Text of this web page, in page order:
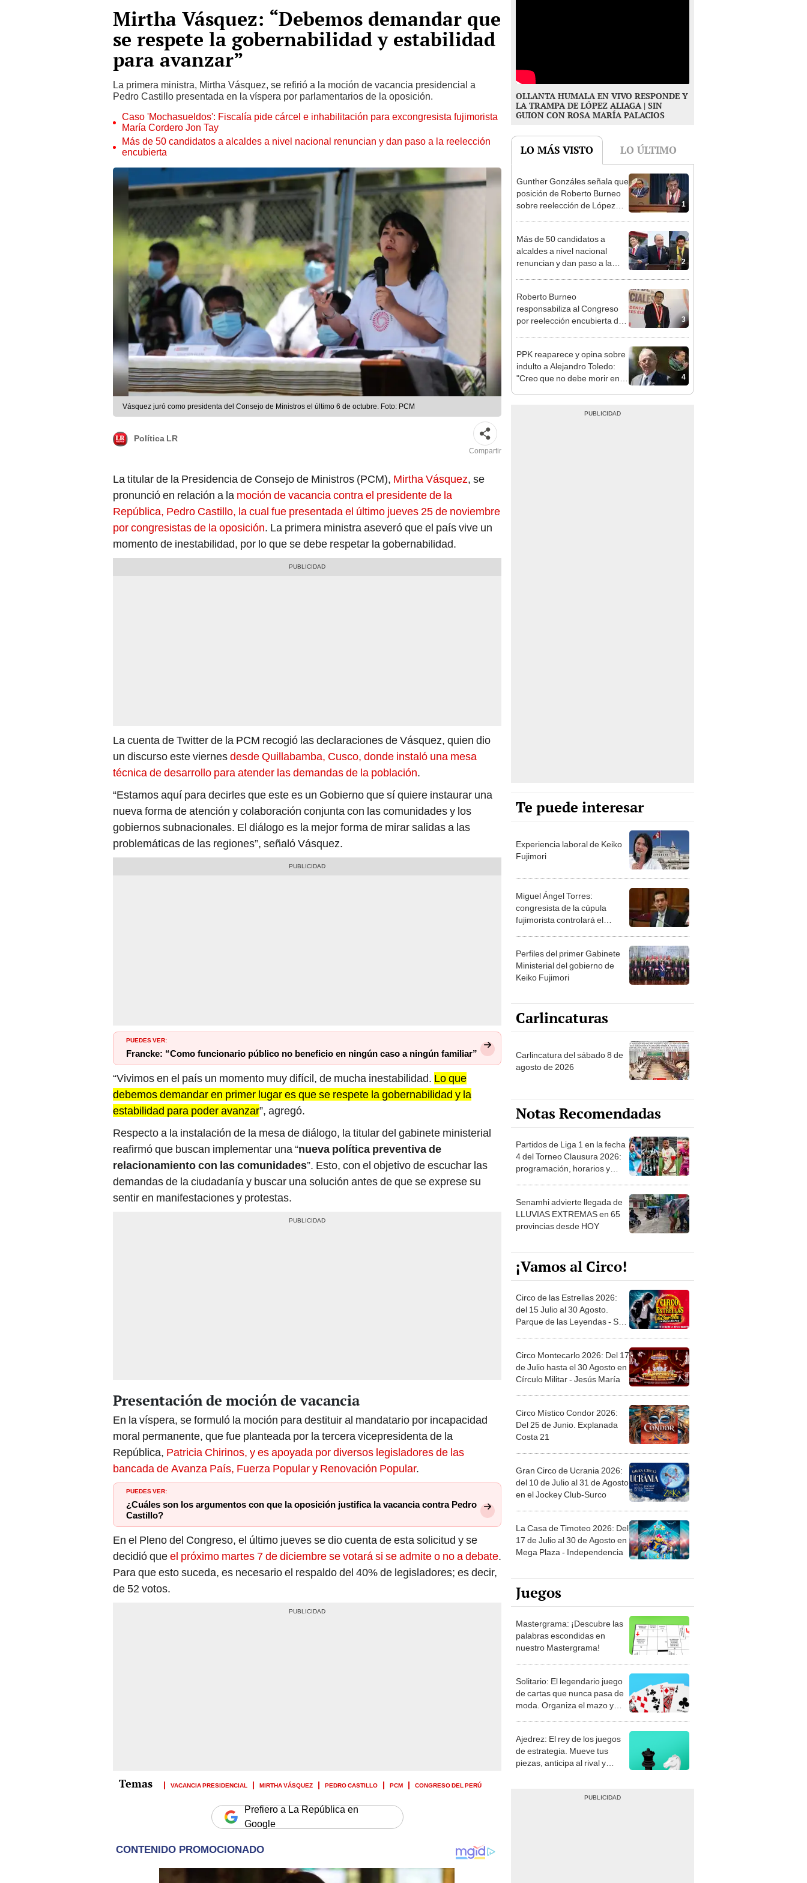
Mirtha Vásquez: “Debemos demandar que
se respete la gobernabilidad y estabilidad
para avanzar”
La primera ministra, Mirtha Vásquez, se refirió a la moción de vacancia presidencial a
Pedro Castillo presentada en la víspera por parlamentarios de la oposición.
Caso 'Mochasueldos': Fiscalía pide cárcel e inhabilitación para excongresista fujimorista
María Cordero Jon Tay
Más de 50 candidatos a alcaldes a nivel nacional renuncian y dan paso a la reelección
encubierta
Vásquez juró como presidenta del Consejo de Ministros el último 6 de octubre. Foto: PCM
Política LR
Compartir
La titular de la Presidencia de Consejo de Ministros (PCM), Mirtha Vásquez, se
pronunció en relación a la moción de vacancia contra el presidente de la
República, Pedro Castillo, la cual fue presentada el último jueves 25 de noviembre
por congresistas de la oposición. La primera ministra aseveró que el país vive un
momento de inestabilidad, por lo que se debe respetar la gobernabilidad.
La cuenta de Twitter de la PCM recogió las declaraciones de Vásquez, quien dio
un discurso este viernesdesde Quillabamba, Cusco, donde instaló una mesa
técnica de desarrollo para atender las demandas de la población.
“Estamos aquí para decirles que este es un Gobierno que sí quiere instaurar una
nueva forma de atención y colaboración conjunta con las comunidades y los
gobiernos subnacionales. El diálogo es la mejor forma de mirar salidas a las
problemáticas de las regiones”, señaló Vásquez.
PUEDES VER:
Francke: “Como funcionario público no beneficio en ningún caso a ningún familiar”
“Vivimos en el país un momento muy difícil, de mucha inestabilidad. Lo que
debemos demandar en primer lugar es que se respete la gobernabilidad y la
estabilidad para poder avanzar”, agregó.
Respecto a la instalación de la mesa de diálogo, la titular del gabinete ministerial
reafirmó que buscan implementar una “nueva política preventiva de
relacionamiento con las comunidades”. Esto, con el objetivo de escuchar las
demandas de la ciudadanía y buscar una solución antes de que se exprese su
sentir en manifestaciones y protestas.
Presentación de moción de vacancia
En la víspera, se formuló la moción para destituir al mandatario por incapacidad
moral permanente, que fue planteada por la tercera vicepresidenta de la
República, Patricia Chirinos, y es apoyada por diversos legisladores de las
bancada de Avanza País, Fuerza Popular y Renovación Popular.
PUEDES VER:
¿Cuáles son los argumentos con que la oposición justifica la vacancia contra Pedro
Castillo?
En el Pleno del Congreso, el último jueves se dio cuenta de esta solicitud y se
decidió queel próximo martes 7 de diciembre se votará si se admite o no a debate.
Para que esto suceda, es necesario el respaldo del 40% de legisladores; es decir,
de 52 votos.
VACANCIA PRESIDENCIAL MIRTHA VÁSQUEZ PEDRO CASTILLO PCM CONGRESO DEL PERÚ
Prefiero a La República en
Google
OLLANTA HUMALA EN VIVO RESPONDE Y
LA TRAMPA DE LÓPEZ ALIAGA | SIN
GUION CON ROSA MARÍA PALACIOS
LO MÁS VISTO LO ÚLTIMO
1
Gunther Gonzáles señala que
posición de Roberto Burneo
sobre reelección de López
2
Más de 50 candidatos a
alcaldes a nivel nacional
renuncian y dan paso a la
3
Roberto Burneo
responsabiliza al Congreso
por reelección encubierta de
4
PPK reaparece y opina sobre
indulto a Alejandro Toledo:
"Creo que no debe morir en la
Te puede interesar
Experiencia laboral de Keiko
Fujimori
Miguel Ángel Torres:
congresista de la cúpula
fujimorista controlará el
Perfiles del primer Gabinete
Ministerial del gobierno de
Keiko Fujimori
Carlincaturas
Carlincatura del sábado 8 de
agosto de 2026
Notas Recomendadas
Partidos de Liga 1 en la fecha
4 del Torneo Clausura 2026:
programación, horarios y
Senamhi advierte llegada de
LLUVIAS EXTREMAS en 65
provincias desde HOY
¡Vamos al Circo!
Circo de las Estrellas 2026:
del 15 Julio al 30 Agosto.
Parque de las Leyendas - San
Circo Montecarlo 2026: Del 17
de Julio hasta el 30 Agosto en
Círculo Militar - Jesús María
Circo Místico Condor 2026:
Del 25 de Junio. Explanada
Costa 21
Gran Circo de Ucrania 2026:
del 10 de Julio al 31 de Agosto
en el Jockey Club-Surco
La Casa de Timoteo 2026: Del
17 de Julio al 30 de Agosto en
Mega Plaza - Independencia
Juegos
Mastergrama: ¡Descubre las
palabras escondidas en
nuestro Mastergrama!
Solitario: El legendario juego
de cartas que nunca pasa de
moda. Organiza el mazo y
Ajedrez: El rey de los juegos
de estrategia. Mueve tus
piezas, anticipa al rival y